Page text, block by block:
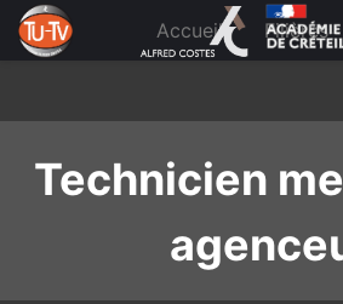
content
Accueil Filières
Technicien